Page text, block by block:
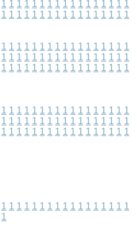
1 1 1 1 1 1 1 1 1 1 1 1 1 1 1 1 1
1 1 1 1 1 1 1 1 1 1 1 1 1 1 1 1 1
1 1 1 1 1 1 1 1 1 1 1 1 1 1 1 1 1
1 1 1 1 1 1 1 1 1 1 1 1 1 1 1 1 1
1 1 1 1 1 1 1 1 1 1 1 1 1 1 1 1 1
1 1 1 1 1 1 1 1 1 1 1 1 1 1 1 1 1
1 1 1 1 1 1 1 1 1 1 1 1 1 1 1 1 1
1 1 1 1 1 1 1 1 1 1 1 1 1 1 1 1 1
1 1 1 1 1 1 1 1 1 1 1 1 1 1 1 1 1
1